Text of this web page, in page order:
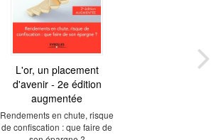
L'or, un placement
d'avenir - 2e édition
augmentée
Rendements en chute, risque
de confiscation : que faire de